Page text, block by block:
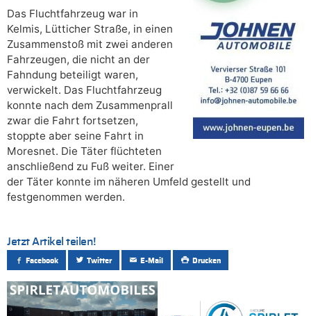
Das Fluchtfahrzeug war in
Kelmis, Lütticher Straße, in einen
Zusammenstoß mit zwei anderen
Fahrzeugen, die nicht an der
Fahndung beteiligt waren,
verwickelt. Das Fluchtfahrzeug
konnte nach dem Zusammenprall
zwar die Fahrt fortsetzen,
stoppte aber seine Fahrt in
Moresnet. Die Täter flüchteten
anschließend zu Fuß weiter. Einer
der Täter konnte im näheren Umfeld gestellt und
festgenommen werden.
Jetzt Artikel teilen!
Facebook Twitter E-Mail Drucken